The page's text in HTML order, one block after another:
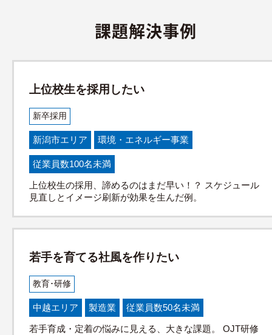
課題解決事例
上位校生を採用したい
新卒採用
新潟市エリア 環境・エネルギー事業
従業員数100名未満
上位校生の採用、諦めるのはまだ早い！？ スケジュール
見直しとイメージ刷新が効果を生んだ例。
若手を育てる社風を作りたい
教育･研修
中越エリア 製造業 従業員数50名未満
若手育成・定着の悩みに見える、大きな課題。 OJT研修